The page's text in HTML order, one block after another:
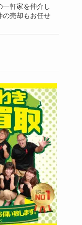
一軒家を仲介し
の売却もお任せ